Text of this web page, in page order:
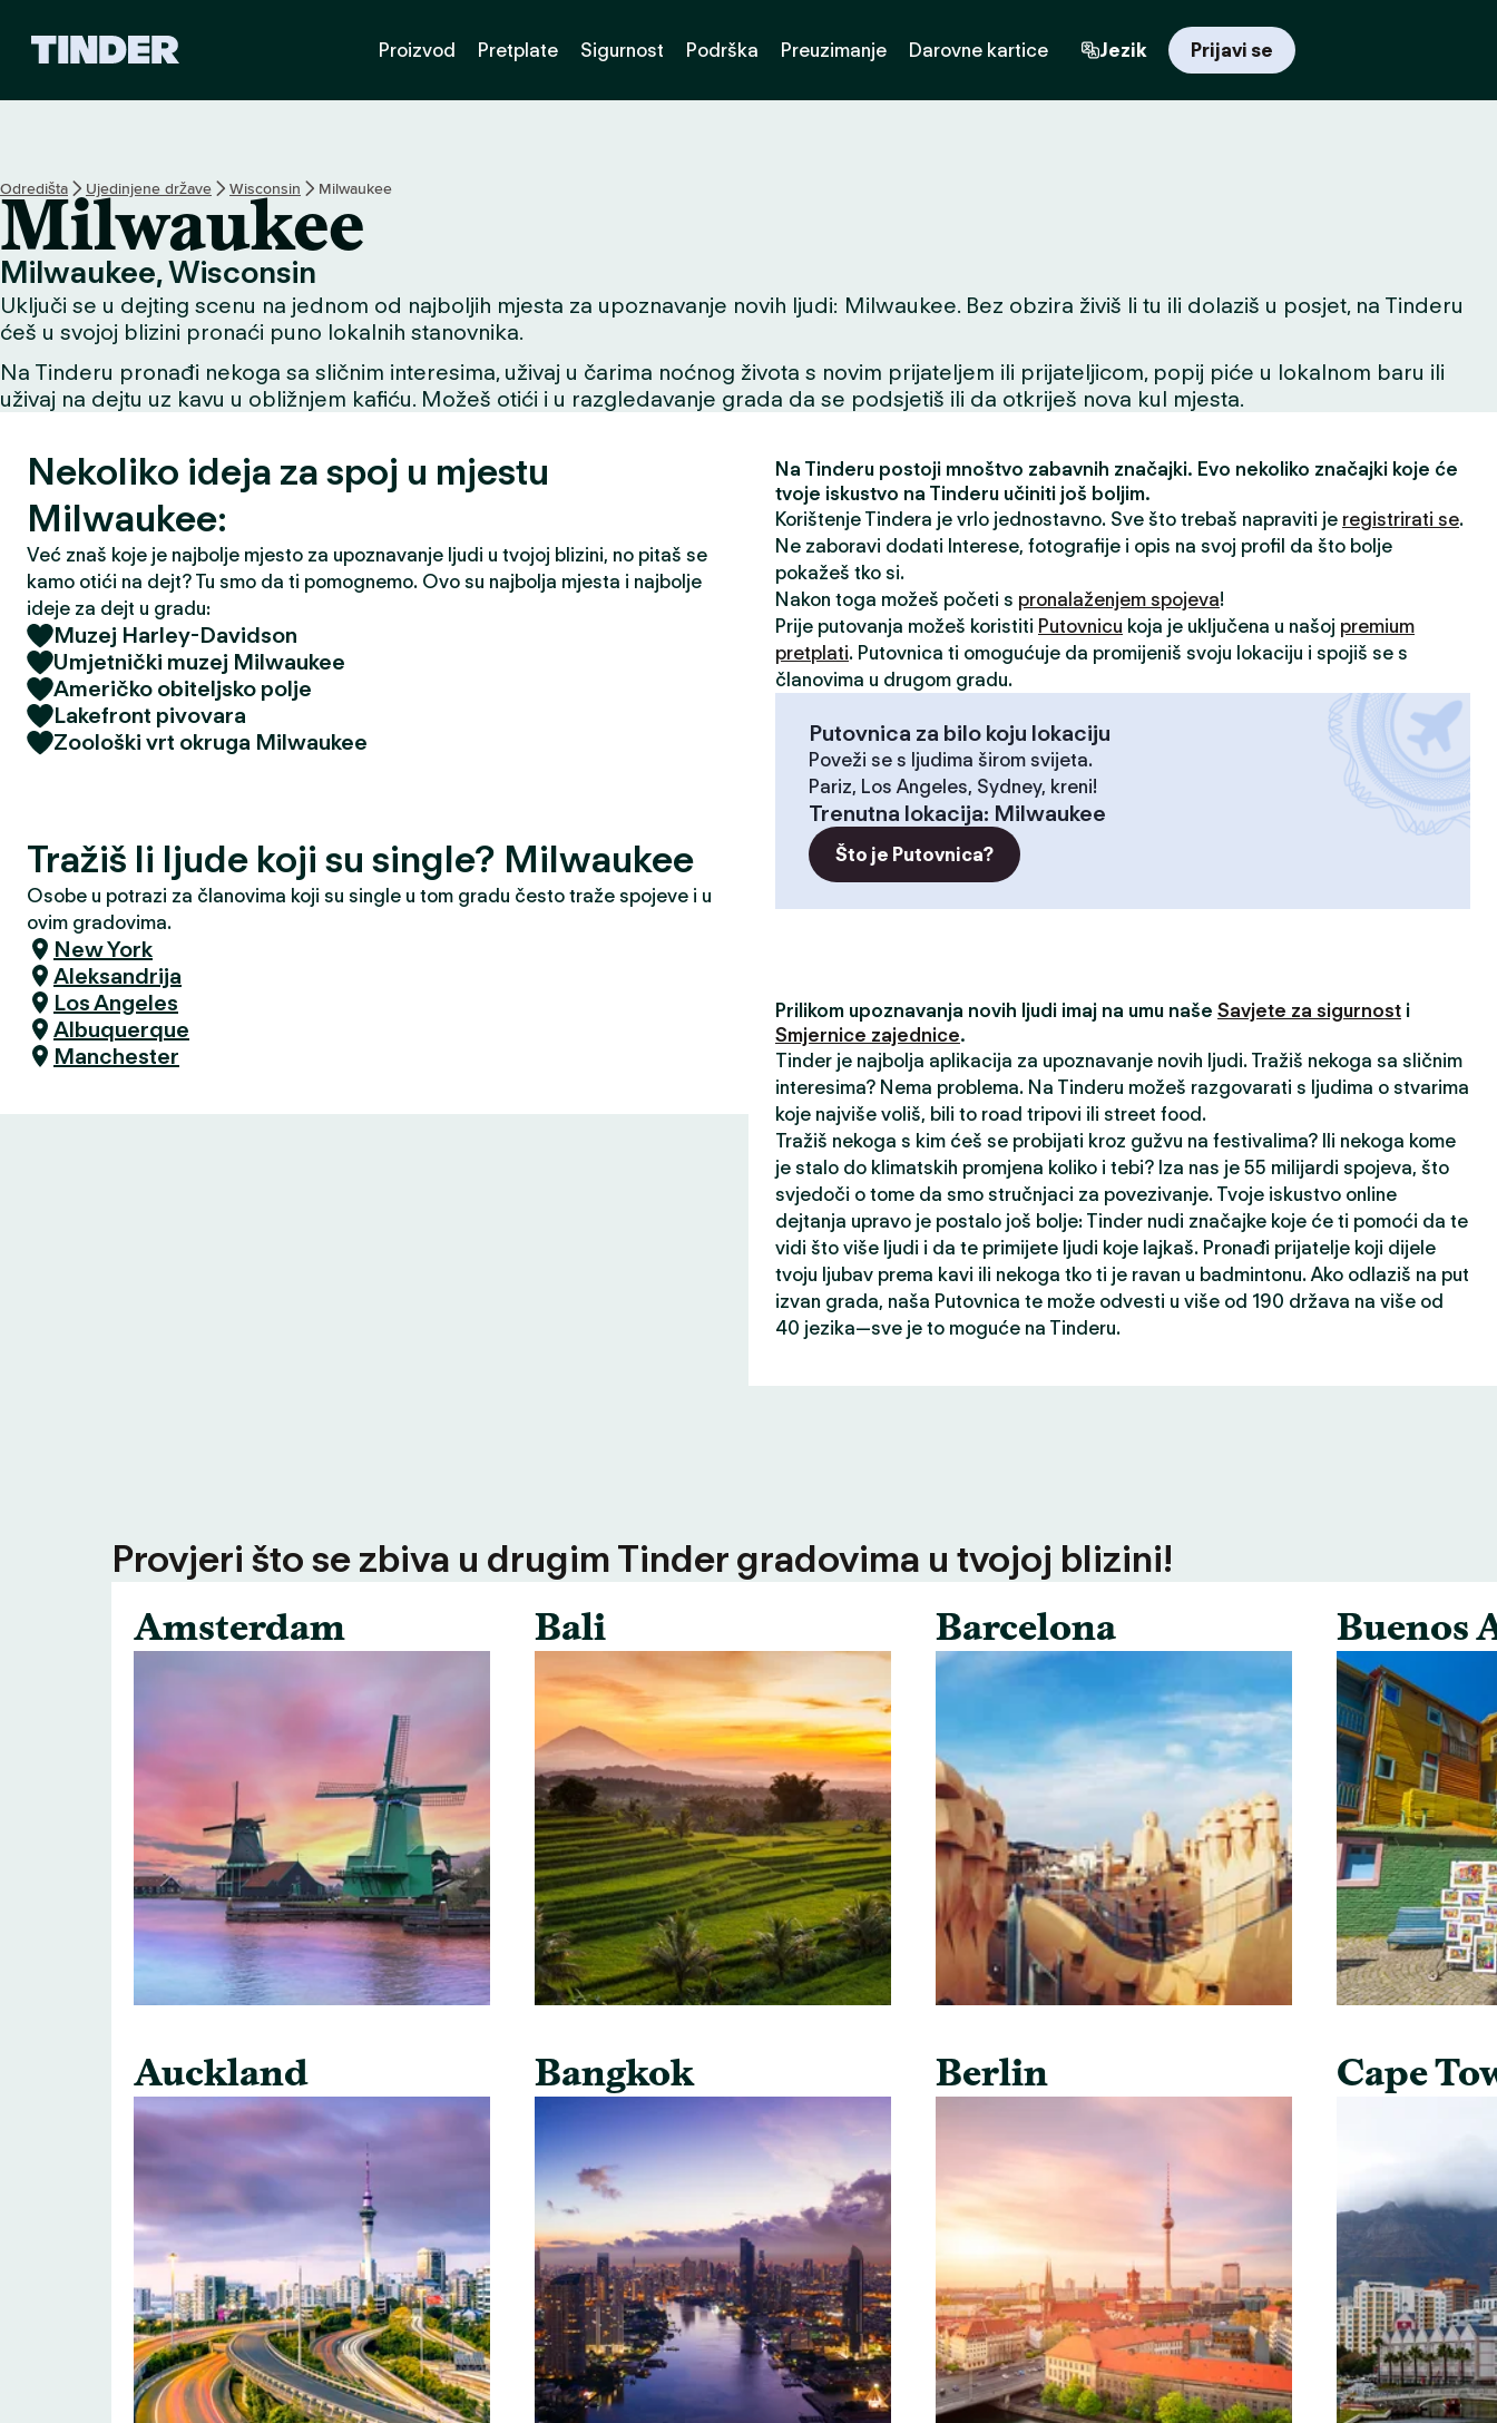
n
a
s
l
o
v
n
c
a
Proizvod Pretplate Sigurnost Podrška Preuzimanje Darovne kartice Jezik Prijavi se
Odredišta Ujedinjene države Wisconsin Milwaukee
Milwaukee
Milwaukee, Wisconsin
Uključi se u dejting scenu na jednom od najboljih mjesta za upoznavanje novih ljudi: Milwaukee. Bez obzira živiš li tu ili dolaziš u posjet, na Tinderu
ćeš u svojoj blizini pronaći puno lokalnih stanovnika.
Na Tinderu pronađi nekoga sa sličnim interesima, uživaj u čarima noćnog života s novim prijateljem ili prijateljicom, popij piće u lokalnom baru ili
uživaj na dejtu uz kavu u obližnjem kafiću. Možeš otići i u razgledavanje grada da se podsjetiš ili da otkriješ nova kul mjesta.
Nekoliko ideja za spoj u mjestu
Milwaukee:
Već znaš koje je najbolje mjesto za upoznavanje ljudi u tvojoj blizini, no pitaš se
kamo otići na dejt? Tu smo da ti pomognemo. Ovo su najbolja mjesta i najbolje
ideje za dejt u gradu:
Muzej Harley-Davidson
Umjetnički muzej Milwaukee
Američko obiteljsko polje
Lakefront pivovara
Zoološki vrt okruga Milwaukee
Tražiš li ljude koji su single? Milwaukee
Osobe u potrazi za članovima koji su single u tom gradu često traže spojeve i u
ovim gradovima.
New York
Aleksandrija
Los Angeles
Albuquerque
Manchester
Na Tinderu postoji mnoštvo zabavnih značajki. Evo nekoliko značajki koje će
tvoje iskustvo na Tinderu učiniti još boljim.
Korištenje Tindera je vrlo jednostavno. Sve što trebaš napraviti je registrirati se.
Ne zaboravi dodati Interese, fotografije i opis na svoj profil da što bolje
pokažeš tko si.
Nakon toga možeš početi s pronalaženjem spojeva!
Prije putovanja možeš koristiti Putovnicu koja je uključena u našoj premium
pretplati. Putovnica ti omogućuje da promijeniš svoju lokaciju i spojiš se s
članovima u drugom gradu.
Putovnica za bilo koju lokaciju
Poveži se s ljudima širom svijeta.
Pariz, Los Angeles, Sydney, kreni!
Trenutna lokacija: Milwaukee
Što je Putovnica?
Prilikom upoznavanja novih ljudi imaj na umu naše Savjete za sigurnost i
Smjernice zajednice.
Tinder je najbolja aplikacija za upoznavanje novih ljudi. Tražiš nekoga sa sličnim
interesima? Nema problema. Na Tinderu možeš razgovarati s ljudima o stvarima
koje najviše voliš, bili to road tripovi ili street food.
Tražiš nekoga s kim ćeš se probijati kroz gužvu na festivalima? Ili nekoga kome
je stalo do klimatskih promjena koliko i tebi? Iza nas je 55 milijardi spojeva, što
svjedoči o tome da smo stručnjaci za povezivanje. Tvoje iskustvo online
dejtanja upravo je postalo još bolje: Tinder nudi značajke koje će ti pomoći da te
vidi što više ljudi i da te primijete ljudi koje lajkaš. Pronađi prijatelje koji dijele
tvoju ljubav prema kavi ili nekoga tko ti je ravan u badmintonu. Ako odlaziš na put
izvan grada, naša Putovnica te može odvesti u više od 190 država na više od
40 jezika—sve je to moguće na Tinderu.
Provjeri što se zbiva u drugim Tinder gradovima u tvojoj blizini!
Amsterdam
Auckland
Bali
Bangkok
Barcelona
Berlin
Buenos
Cape